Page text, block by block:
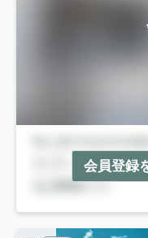
会員登録